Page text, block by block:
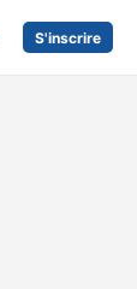
S'inscrire